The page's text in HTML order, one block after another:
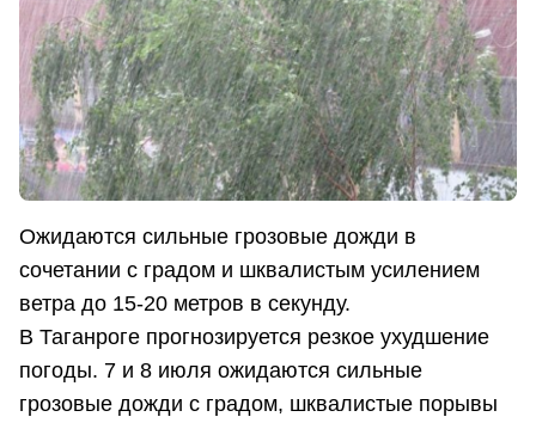
Ожидаются сильные грозовые дожди в
сочетании с градом и шквалистым усилением
ветра до 15-20 метров в секунду.
В Таганроге прогнозируется резкое ухудшение
погоды. 7 и 8 июля ожидаются сильные
грозовые дожди с градом, шквалистые порывы